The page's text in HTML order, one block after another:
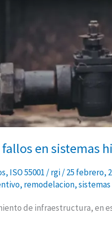
en sistemas
, ISO 55001 /rgi/25 febrero,
, remodelacion,
de infraestructura, en